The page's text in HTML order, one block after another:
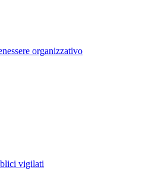
organizzativo
vigilati